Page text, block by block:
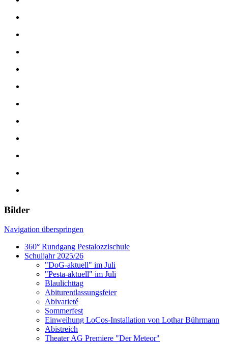
Bilder
Navigation überspringen
360° Rundgang Pestalozzischule
Schuljahr 2025/26
"DoG-aktuell" im Juli
"Pesta-aktuell" im Juli
Blaulichttag
Abiturentlassungsfeier
Abivarieté
Sommerfest
Einweihung LoCos-Installation von Lothar Bührmann
Abistreich
Theater AG Premiere "Der Meteor"